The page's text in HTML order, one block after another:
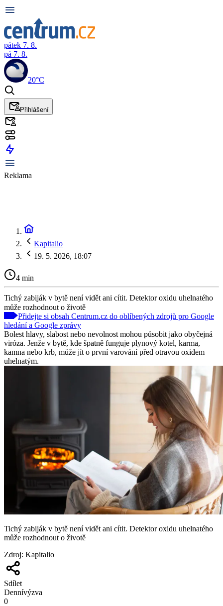
pátek 7. 8.
pá 7. 8.
20°C
Přihlášení
Reklama
Kapitalio
19. 5. 2026, 18:07
4 min
Tichý zabiják v bytě není vidět ani cítit. Detektor oxidu uhelnatého
může rozhodnout o životě
Přidejte si obsah Centrum.cz do oblíbených zdrojů pro Google
hledání a Google zprávy
Bolest hlavy, slabost nebo nevolnost mohou působit jako obyčejná
viróza. Jenže v bytě, kde špatně funguje plynový kotel, karma,
kamna nebo krb, může jít o první varování před otravou oxidem
uhelnatým.
Tichý zabiják v bytě není vidět ani cítit. Detektor oxidu uhelnatého
může rozhodnout o životě
Zdroj: Kapitalio
Sdílet
Dennívýzva
0